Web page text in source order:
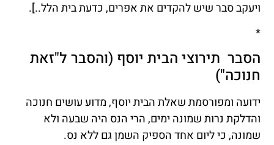
ויעקב סבר שיש להקדים את אפרים, כדעת בית הלל..].
*
הסבר תירוצי הבית יוסף (והסבר ל"זאת
חנוכה")
ידועה ומפורסמת שאלת הבית יוסף, מדוע עושים חנוכה
והדלקת נרות שמונה ימים, הרי הנס היה שבעה ולא
שמונה, כי ליום אחד הספיק השמן גם ללא נס.